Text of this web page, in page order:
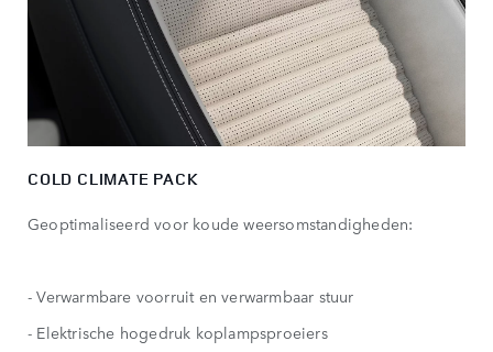
COLD CLIMATE PACK
Geoptimaliseerd voor koude weersomstandigheden:
- Verwarmbare voorruit en verwarmbaar stuur
- Elektrische hogedruk koplampsproeiers